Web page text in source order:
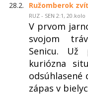
28.2. Ružomberok
RUZ - SEN 2:1, 20.kolo
V prvom
svojom
Senicu. Už
kuriózna
zápas v